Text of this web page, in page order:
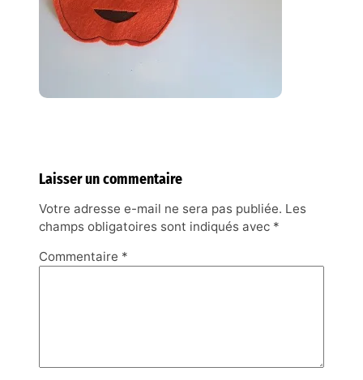
Laisser un commentaire
Votre adresse e-mail ne sera pas publiée. Les
champs obligatoires sont indiqués avec *
Commentaire *